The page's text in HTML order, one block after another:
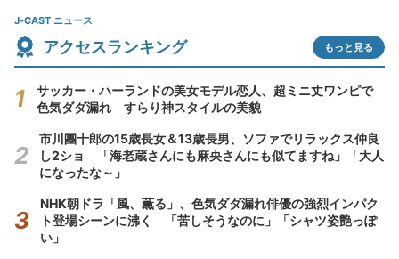
J-CAST ニュース
アクセスランキング もっと見る
サッカー・ハーランドの美女モデル恋人、超ミニ丈ワンピで
色気ダダ漏れ すらり神スタイルの美貌
市川團十郎の15歳長女＆13歳長男、ソファでリラックス仲良
し2ショ 「海老蔵さんにも麻央さんにも似てますね」「大人
になったな～」
NHK朝ドラ「風、薫る」、色気ダダ漏れ俳優の強烈インパク
ト登場シーンに沸く 「苦しそうなのに」「シャツ姿艶っぽ
い」